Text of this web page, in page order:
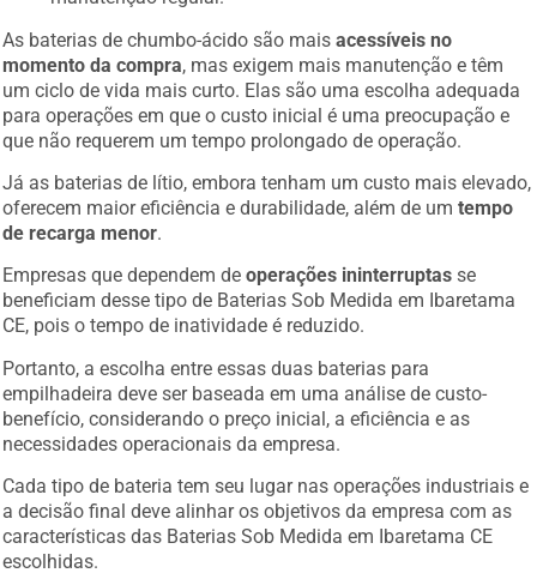
As baterias de chumbo-ácido são mais
acessíveis no
momento da compra
, mas exigem mais manutenção e têm
um ciclo de vida mais curto. Elas são uma escolha adequada
para operações em que o custo inicial é uma preocupação e
que não requerem um tempo prolongado de operação.
Já as baterias de lítio, embora tenham um custo mais elevado,
oferecem maior eficiência e durabilidade, além de umtempo
de recarga menor
Empresas que dependem de operações ininterruptas se
beneficiam desse tipo de Baterias Sob Medida em Ibaretama
CE, pois o tempo de inatividade é reduzido.
Portanto, a escolha entre essas duas baterias para
empilhadeira deve ser baseada em uma análise de custo-
benefício, considerando o preço inicial, a eficiência e as
necessidades operacionais da empresa.
Cada tipo de bateria tem seu lugar nas operações industriais e
a decisão final deve alinhar os objetivos da empresa com as
características das Baterias Sob Medida em Ibaretama CE
escolhidas.